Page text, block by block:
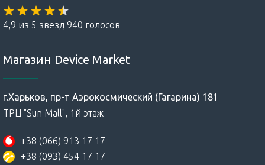
4,9 из 5 звезд 940 голосов
Магазин Device Market
г.Харьков, пр-т Аэрокосмический (Гагарина) 181
ТРЦ "Sun Mall", 1й этаж
+38 (066) 913 17 17
+38 (093) 454 17 17